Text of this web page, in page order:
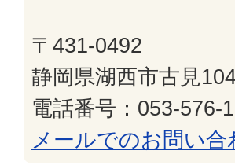
〒431-0492
静岡県湖西市古見
電話番号：053-576-
メールでのお問い